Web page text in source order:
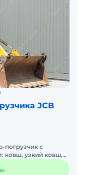
JCB
погрузчик с
ковш, узкий ковш,
заказ